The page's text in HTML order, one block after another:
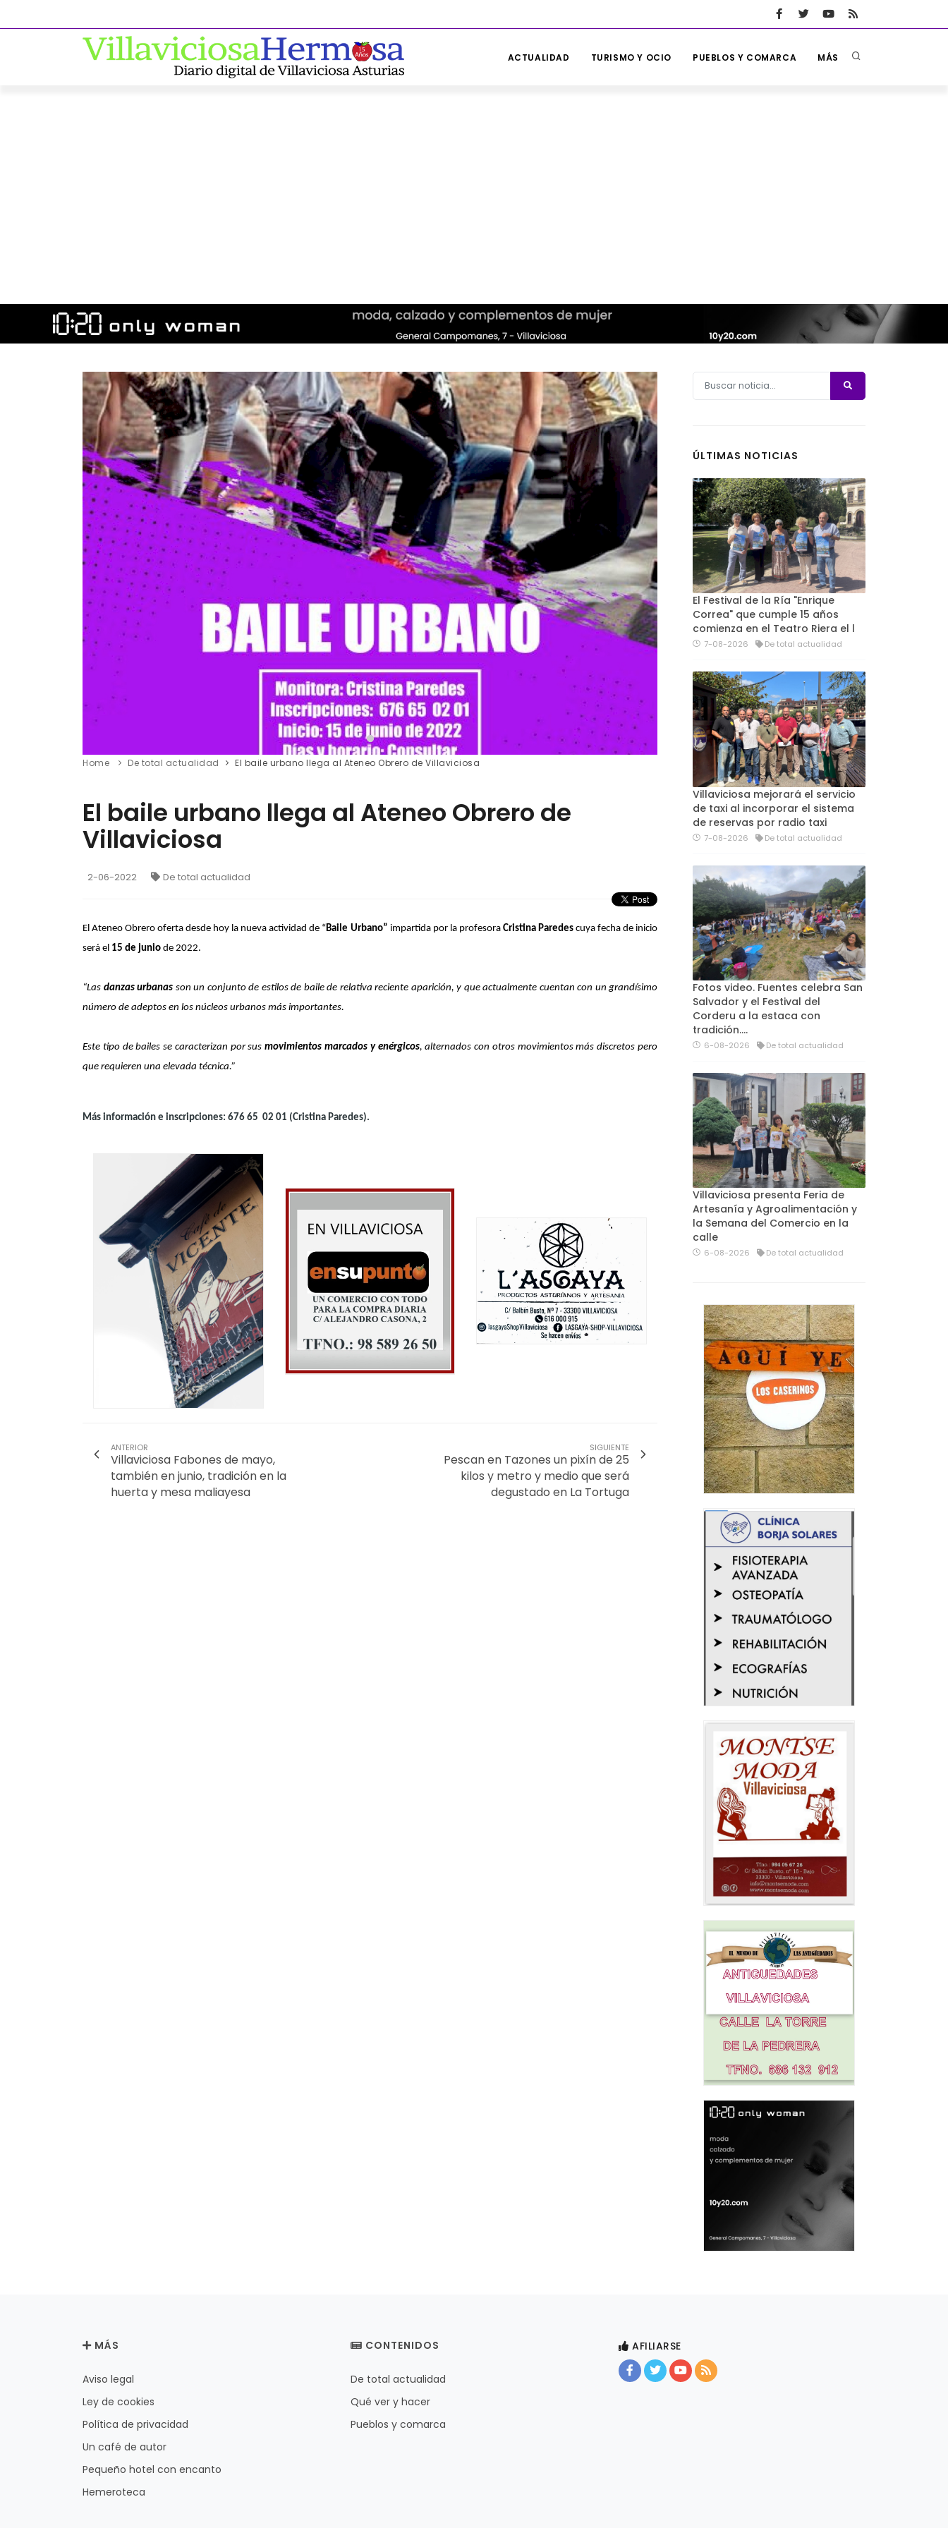
ACTUALIDAD TURISMO Y OCIO PUEBLOS Y COMARCA MÁS
Home De total actualidad El baile urbano llega al Ateneo Obrero de Villaviciosa
El baile urbano llega al Ateneo Obrero de
Villaviciosa
2-06-2022 De total actualidad
El Ateneo Obrero oferta desde hoy la nueva actividad de “Baile Urbano” impartida por la profesora Cristina Paredes cuya fecha de inicio
será el 15 de junio de 2022.
“Las danzas urbanas son un conjunto de estilos de baile de relativa reciente aparición, y que actualmente cuentan con un grandísimo
número de adeptos en los núcleos urbanos más importantes.
Este tipo de bailes se caracterizan por susmovimientos marcados y enérgicos, alternados con otros movimientos más discretos pero
que requieren una elevada técnica.”
Más información e inscripciones: 676 65 02 01 (Cristina Paredes).
ANTERIOR
Villaviciosa Fabones de mayo,
también en junio, tradición en la
huerta y mesa maliayesa
SIGUIENTE
Pescan en Tazones un pixín de 25
kilos y metro y medio que será
degustado en La Tortuga
ÚLTIMAS NOTICIAS
El Festival de la Ría "Enrique
Correa" que cumple 15 años
comienza en el Teatro Riera el l
7-08-2026 De total actualidad
Villaviciosa mejorará el servicio
de taxi al incorporar el sistema
de reservas por radio taxi
7-08-2026 De total actualidad
Fotos video. Fuentes celebra San
Salvador y el Festival del
Corderu a la estaca con
tradición....
6-08-2026 De total actualidad
Villaviciosa presenta Feria de
Artesanía y Agroalimentación y
la Semana del Comercio en la
calle
6-08-2026 De total actualidad
MÁS
Aviso legal
Ley de cookies
Política de privacidad
Un café de autor
Pequeño hotel con encanto
Hemeroteca
CONTENIDOS
De total actualidad
Qué ver y hacer
Pueblos y comarca
AFILIARSE